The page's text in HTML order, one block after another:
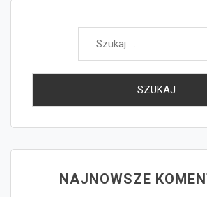
Szukaj:
NAJNOWSZE